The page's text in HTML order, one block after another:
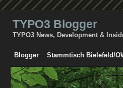
TYPO3 Blogger
TYPO3 News, Development &
Blogger Stammtisch Bielefeld/